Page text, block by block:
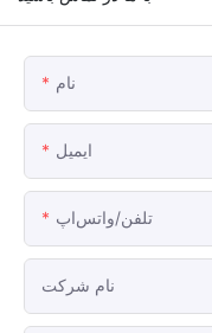
نام
ایمیل
تلفن/واتس‌اپ
نام شرکت